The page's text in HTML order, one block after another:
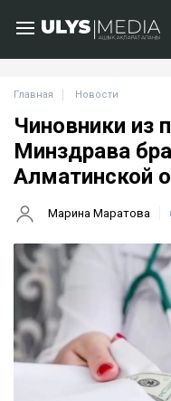
Главная Новости
Чиновники из
Минздрава
Алматинской
Марина Маратова